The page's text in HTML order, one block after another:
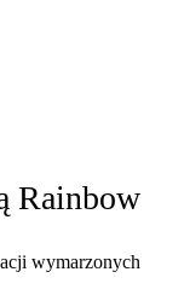
Rainbow
wymarzonych